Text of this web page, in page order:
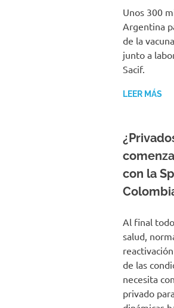
Unos 300
Argentina
de la
junto a
Sacif.
LEER MÁS
con la
Al final
salud,
de las
necesita
privado